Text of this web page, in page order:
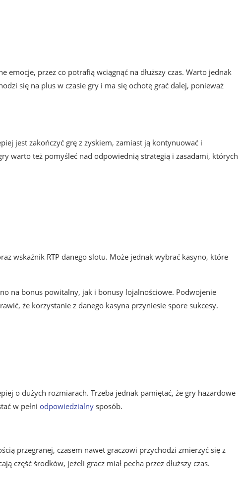
emocje, przez co potrafią wciągnąć na dłuższy czas. Warto jednak
się na plus w czasie gry i ma się ochotę grać dalej, ponieważ
jest zakończyć grę z zyskiem, zamiast ją kontynuować i
warto też pomyśleć nad odpowiednią strategią i zasadami, których
wskaźnik RTP danego slotu. Może jednak wybrać kasyno, które
na bonus powitalny, jak i bonusy lojalnościowe. Podwojenie
że korzystanie z danego kasyna przyniesie spore sukcesy.
o dużych rozmiarach. Trzeba jednak pamiętać, że gry hazardowe
w pełni odpowiedzialny sposób.
przegranej, czasem nawet graczowi przychodzi zmierzyć się z
część środków, jeżeli gracz miał pecha przez dłuższy czas.